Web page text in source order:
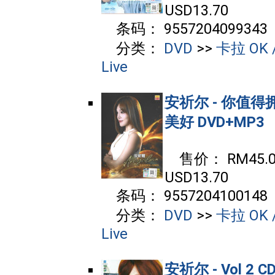
USD13.70
条码： 9557204099343
分类： DVD >> 卡拉 OK
Live
安祈尔 - 你值得
美好 DVD+MP3
售价：
USD13.70
条码： 9557204100148
分类： DVD >> 卡拉 OK
Live
安祈尔 - Vol 2